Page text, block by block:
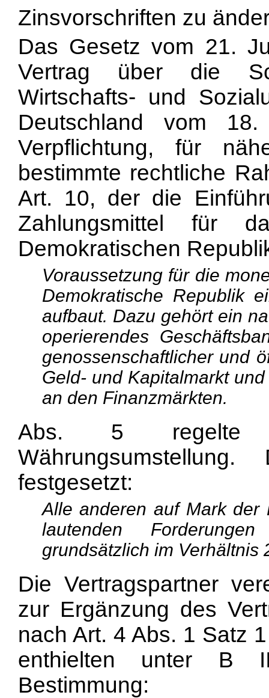
Zinsvorschriften zu
Das Gesetz vom 21.
Vertrag über die
Wirtschafts- und
Deutschland vom
Verpflichtung, für
bestimmte rechtliche
Art. 10, der die
Zahlungsmittel für
Demokratischen
Voraussetzung für die
Demokratische Republik
aufbaut. Dazu gehört ein
operierendes
genossenschaftlicher und
Geld- und Kapitalmarkt
an den Finanzmärkten.
Abs. 5 regelte
festgesetzt:
Alle anderen auf Mark der
lautenden
grundsätzlich im Verhältnis
Die Vertragspartner
zur Ergänzung des
nach Art. 4 Abs. 1 Satz
enthielten unter B II
Bestimmung: